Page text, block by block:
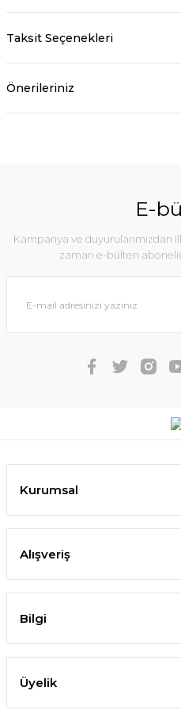
Taksit Seçenekleri
Önerileriniz
E-
Kampanya ve duyurularımızdan
zaman e-bülten
Kurumsal
Alışveriş
Bilgi
Üyelik